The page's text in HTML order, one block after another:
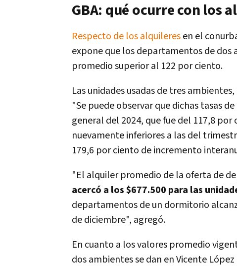
GBA: qué ocurre con los
Respecto de los alquileresen el
expone que los departamentos de
promedio superior al 122 por ciento.
Las unidades usadas de tres
"Se puede observar que dichas tasas
general del 2024, que fue del 117,8
nuevamente inferiores a las del
179,6 por ciento de incremento
"El alquiler promedio de la oferta de
acercó a los $677.500 para las
departamentos de un dormitorio
de diciembre", agregó.
En cuanto a los valores promedio
dos ambientes se dan en Vicente